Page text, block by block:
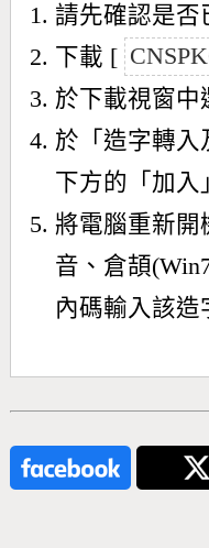
請先確認是否
下載 [
於下載視窗中
於「造字轉入
下方的「加入
將電腦重新開
音、倉頡
內碼輸入該造